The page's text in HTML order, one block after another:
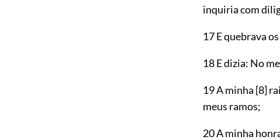
inquiria com
17 E quebrava
18 E dizia: No
19 A minha [8]
meus ramos;
20 A minha